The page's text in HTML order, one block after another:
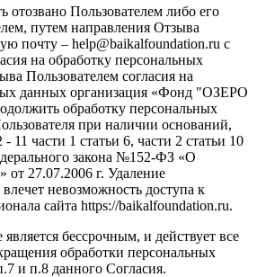
отозвано Пользователем либо его
путем направления Отзыва
почту – help@baikalfoundation.ru с
на обработку персональных
Пользователем согласия на
данных организация «Фонд "ОЗЕРО
обработку персональных
при наличии оснований,
11 части 1 статьи 6, части 2 статьи 10
закона №152-ФЗ «О
от 27.07.2006 г. Удаление
невозможность доступа к
сайта https://baikalfoundation.ru.
бессрочным, и действует все
обработки персональных
и п.8 данного Согласия.